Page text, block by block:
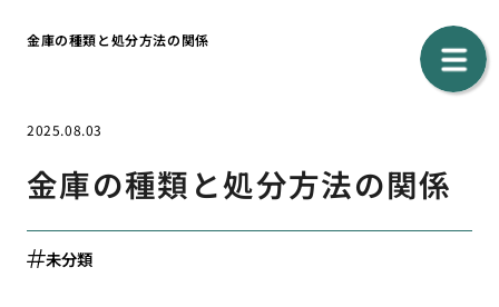
金庫の種類と処分方法の関係
2025.08.03
金庫の種類と処分方法の関係
未分類